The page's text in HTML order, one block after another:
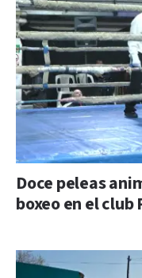
Doce peleas
boxeo en el club